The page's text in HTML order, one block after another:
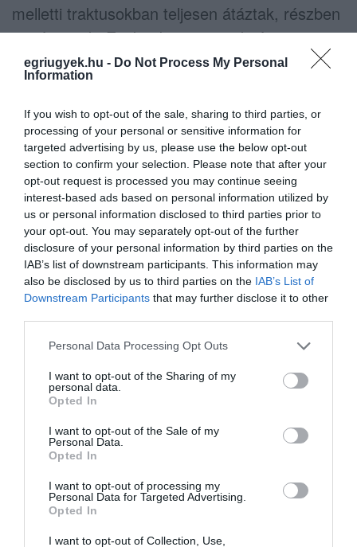
egriugyek.hu - Do Not Process My Personal
Information
If you wish to opt-out of the sale, sharing to third parties, or
processing of your personal or sensitive information for
targeted advertising by us, please use the below opt-out
section to confirm your selection. Please note that after your
opt-out request is processed you may continue seeing
interest-based ads based on personal information utilized by
us or personal information disclosed to third parties prior to
your opt-out. You may separately opt-out of the further
disclosure of your personal information by third parties on the
IAB’s list of downstream participants. This information may
also be disclosed by us to third parties on the IAB’s List of
Downstream Participants that may further disclose it to other
Please note that this website/app uses one or more Google
not limited to your visit or usage behaviour. You may click to
grant or deny consent to Google and its third-party tags to
use your data for below specified purposes in below Google
consent section.
Personal Data Processing Opt Outs
I want to opt-out of the Sharing of my
personal data.
Opted In
I want to opt-out of the Sale of my
Personal Data.
Opted In
I want to opt-out of processing my
Personal Data for Targeted Advertising.
Opted In
I want to opt-out of Collection, Use,
melletti traktusokban teljesen átáztak, részben
penészesek. Ezeket bontani szükséges, a
többi válaszfal az átalakításnak megfelelően
megmarad.
– Az emeleti déli traktusban a meglévő
műanyag álmennyezet a nagy páraterhelés
miatt leszakadt. A teljes álmennyezet
bontandó, új álmennyezet készül az egész
szinten.
– Az intézmény korszerűsítésének célja a
intézményben uralkodó rossz infrastrukturális
adottságok miatt, illetve az életviszonyok
humanizálása és modernizálása az alábbiak
szerint:
1. 52 férőhelyes éjjeli menedékhely kialakítása
2. 10 férőhelyes átmeneti szállás kialakítása
3. 28 férőhelyes ápoló - gondozó otthon